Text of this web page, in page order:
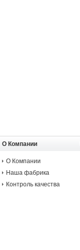
О Компании
О Компании
Наша фабрика
Контроль качества